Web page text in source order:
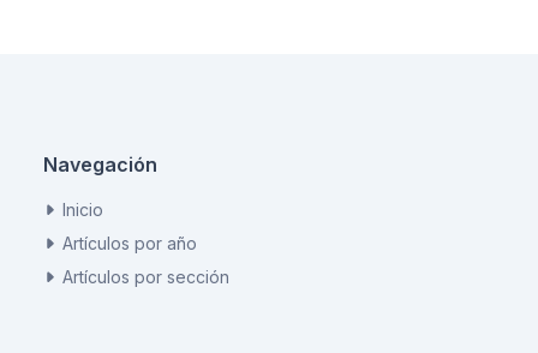
Navegación
Inicio
Artículos por año
Artículos por sección